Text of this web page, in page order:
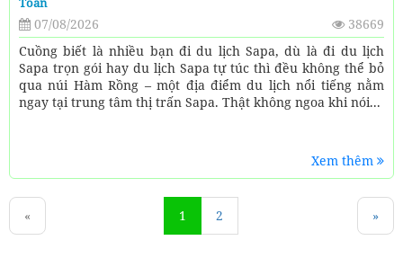
07/08/2026
38669
Cuồng biết là nhiều bạn đi du lịch Sapa, dù là đi du lịch
Sapa trọn gói hay du lịch Sapa tự túc thì đều không thể bỏ
qua núi Hàm Rồng – một địa điểm du lịch nổi tiếng nằm
ngay tại trung tâm thị trấn Sapa. Thật không ngoa khi nói...
Xem thêm
« 1 2 »